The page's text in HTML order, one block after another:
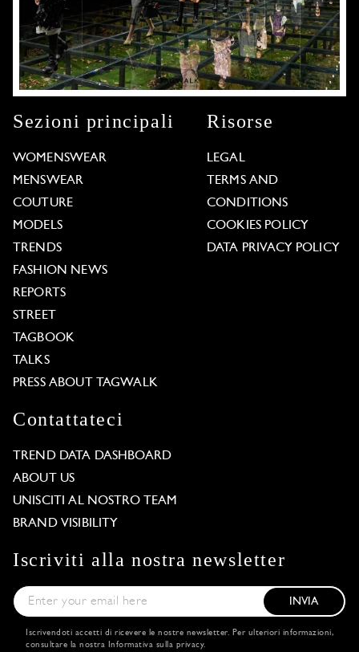
Sezioni principali
WOMENSWEAR
MENSWEAR
COUTURE
MODELS
TRENDS
FASHION NEWS
REPORTS
STREET
TAGBOOK
TALKS
PRESS ABOUT TAGWALK
Risorse
LEGAL
TERMS AND
CONDITIONS
COOKIES POLICY
DATA PRIVACY POLICY
Contattateci
TREND DATA DASHBOARD
ABOUT US
UNISCITI AL NOSTRO TEAM
BRAND VISIBILITY
Iscriviti alla nostra newsletter
INVIA
Iscrivendoti accetti di ricevere le nostre newsletter. Per ulteriori informazioni,
consultare la nostra
Informativa sulla privacy.